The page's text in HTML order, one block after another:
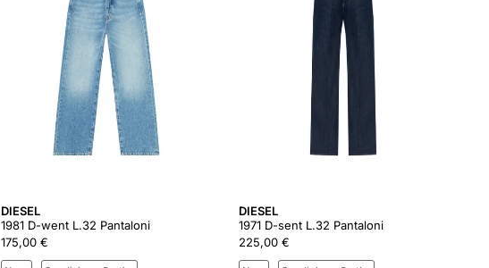
DIESEL
1981 D-went L.32 Pantaloni
175,00 €
DIESEL
1971 D-sent L.32 Pantaloni
225,00 €